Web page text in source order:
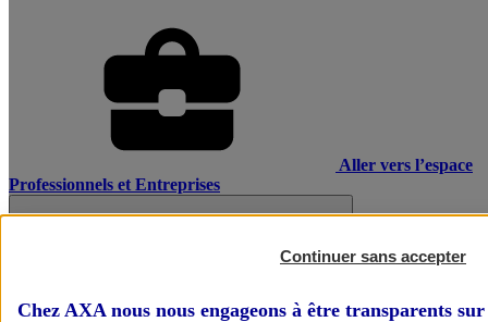
Aller vers l’espace
Professionnels et Entreprises
Continuer sans accepter
Chez AXA nous nous engageons à être transparents